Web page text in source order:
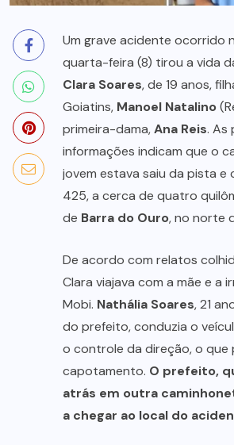
Um grave acidente ocorrido
quarta-feira (8) tirou a vida
Clara Soares, de 19 anos,
Goiatins, Manoel Natalino
primeira-dama,Ana Reis. As
informações indicam que o
jovem estava saiu da pista e
425, a cerca de quatro
de Barra do Ouro, no norte
De acordo com relatos
Clara viajava com a mãe e a
Mobi. Nathália Soares, 21
do prefeito, conduzia o
o controle da direção, o que
capotamento. O prefeito,
atrás em outra
a chegar ao local do